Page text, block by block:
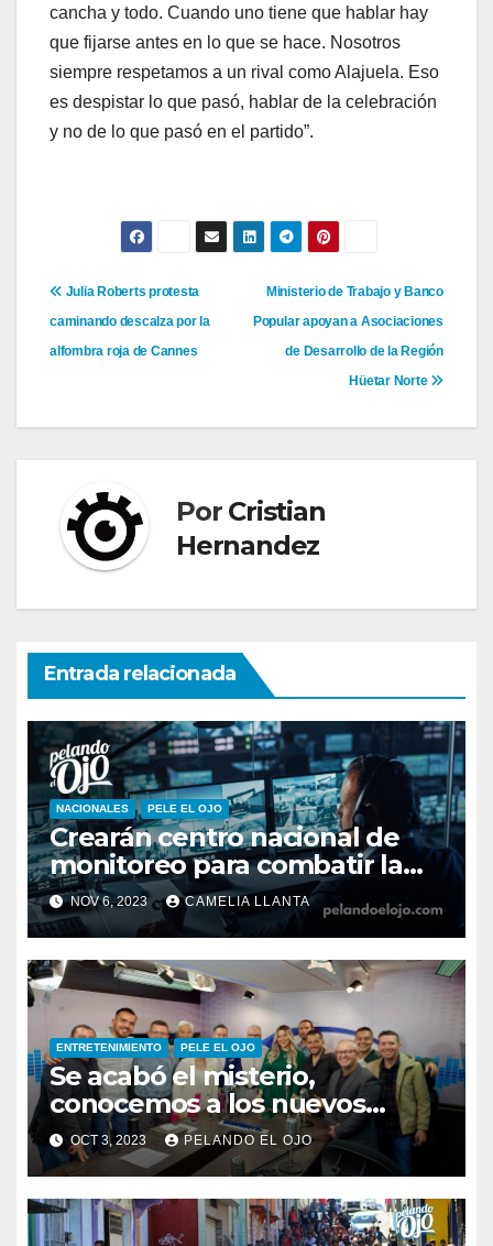
cancha y todo. Cuando uno tiene que hablar hay
que fijarse antes en lo que se hace. Nosotros
siempre respetamos a un rival como Alajuela. Eso
es despistar lo que pasó, hablar de la celebración
y no de lo que pasó en el partido”.
Navegación
de
Ministerio de Trabajo y Banco
Popular apoyan a Asociaciones
de Desarrollo de la Región
Hüetar Norte
Julia Roberts protesta
caminando descalza por la
alfombra roja de Cannes
Por Cristian
Hernandez
Entrada relacionada
NACIONALES PELE EL OJO
Crearán centro nacional de
monitoreo para combatir la
inseguridad
NOV 6, 2023 CAMELIA LLANTA
ENTRETENIMIENTO PELE EL OJO
Se acabó el misterio,
conocemos a los nuevos
integrantes de Pelando el Ojo
OCT 3, 2023 PELANDO EL OJO